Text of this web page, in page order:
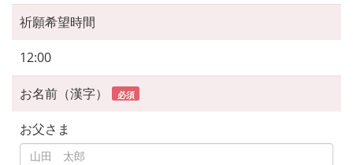
祈願希望時間
12:00
お名前（漢字） 必須
お父さま